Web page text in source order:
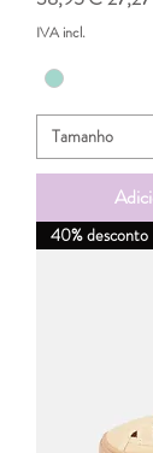
IVA incl.
40% desconto